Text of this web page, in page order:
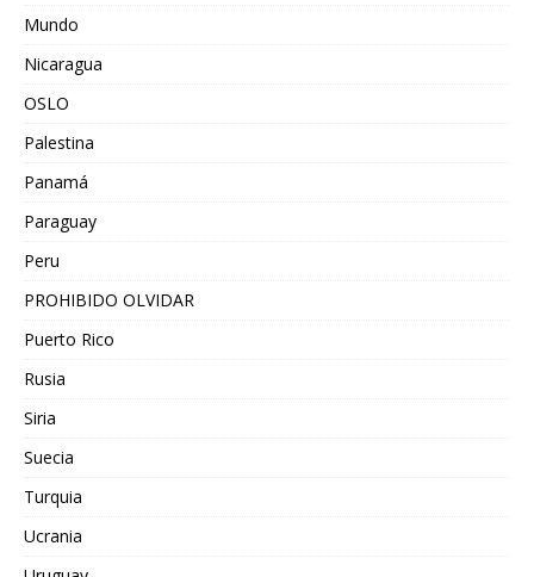
Mundo
Nicaragua
OSLO
Palestina
Panamá
Paraguay
Peru
PROHIBIDO OLVIDAR
Puerto Rico
Rusia
Siria
Suecia
Turquia
Ucrania